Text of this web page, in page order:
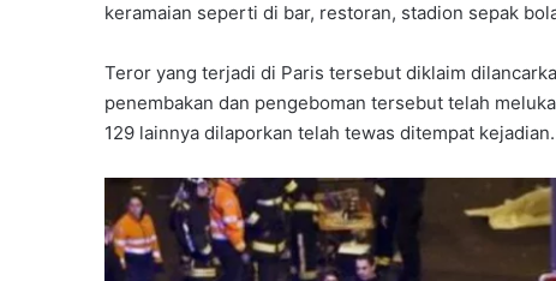
keramaian seperti di bar, restoran, stadion sepak
Teror yang terjadi di Paris tersebut diklaim
penembakan dan pengeboman tersebut telah
129 lainnya dilaporkan telah tewas ditempat kejadian.